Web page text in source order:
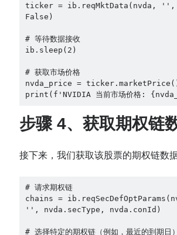
ticker = ib.reqMktData(nvda, '',
False)
# 等待数据接收
ib.sleep(2)
# 获取市场价格
nvda_price =
步骤 4、获取期权链
接下来，我们获取该股票的期权链数据
# 请求期权链
chains =
'', nvda.secType, nvda.conId)
# 选择特定的期权链（例如，最近的到期日）